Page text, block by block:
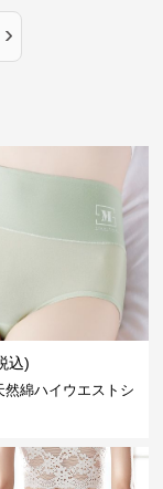
›
込)
然綿ハイウエストシ